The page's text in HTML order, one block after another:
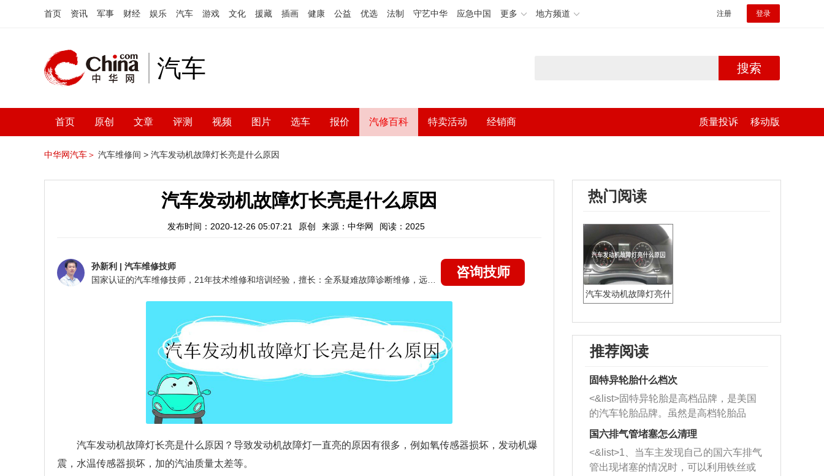
首页 资讯 军事 财经 娱乐 汽车 游戏 文化 援藏 插画 健康 公益 优选 法制 守艺中华 应急中国 更多 地方频道 注册 登录
汽车 搜索
首页 原创 文章 评测 视频 图片 选车 报价 汽修百科 特卖活动 经销商 质量投诉 移动版
中华网汽车＞ 汽车维修间 > 汽车发动机故障灯长亮是什么原因
汽车发动机故障灯长亮是什么原因
发布时间：2020-12-26 05:07:21 原创 来源：中华网 阅读：2025
孙新利 | 汽车维修技师
咨询技师
汽车发动机故障灯长亮是什么原因？ 导致发动机故障灯一直亮的原因有很多，例如氧传感器损坏，发动机爆
震，水温传感器损坏，加的汽油质量太差等。
热门阅读
汽车发动机故障灯亮什
推荐阅读
固特异轮胎什么档次
<&list>固特异轮胎是高档品牌，是美国
的汽车轮胎品牌。虽然是高档轮胎品
牌，但是中高低端的轮胎都有生产，这
也是为了更好的开拓市场。
国六排气管堵塞怎么清理
<&list>1、当车主发现自己的国六车排气
管出现堵塞的情况时，可以利用铁丝或